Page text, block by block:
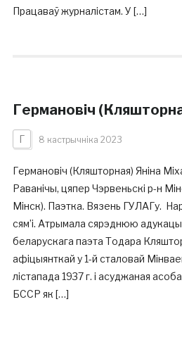
Працаваў журналістам. У […]
Германовіч
Г 8 кастрычніка 2023
Германовіч (Кляшторная) Яніна
Раванічы, цяпер Чэрвеньскі р-н
Мінск). Паэтка. Вязень ГУЛАГу.
сям’і. Атрымала сярэднюю
беларускага паэта Тодара
афіцыянткай у 1-й сталовай
лістапада 1937 г. і асуджаная
БССР як […]